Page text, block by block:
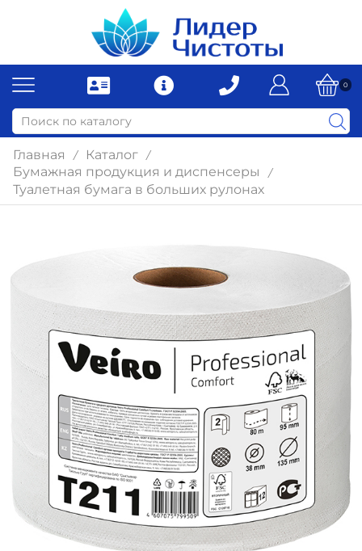
0
Главная / Каталог /
Бумажная продукция и диспенсеры /
Туалетная бумага в больших рулонах